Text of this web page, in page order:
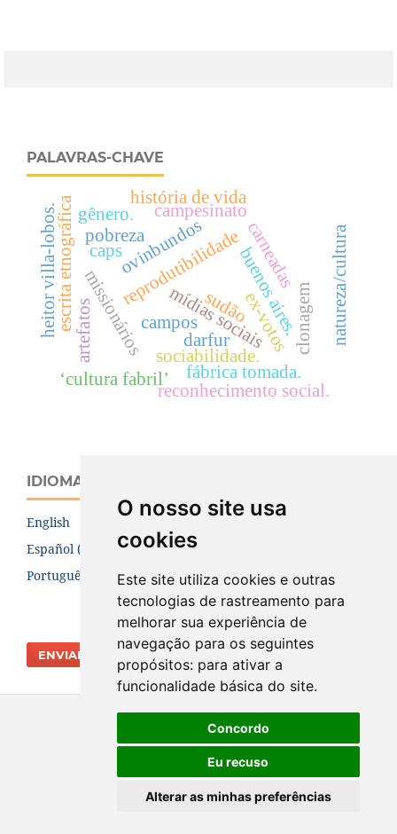
O nosso site usa
cookies
Este site utiliza cookies e outras
tecnologias de rastreamento para
melhorar sua experiência de
navegação para os seguintes
propósitos: para ativar a
funcionalidade básica do site.
Concordo
Eu recuso
Alterar as minhas preferências
PALAVRAS-CHAVE
mídias sociais
reprodutibilidade
ovinbundos
missionários sociabilidade.
campesinato
carneadas
escrita etnográfica ex-votos
sudão
fábrica tomada.
‘cultura fabril’
heitor villa-lobos.
história de vida
campos
darfur
buenos aires.
reconhecimento social.
pobreza
gênero.
natureza/cultura
clonagem
artefatos
caps
IDIOMA
English
Español (España)
Português (Brasil)
ENVIAR SUBMISSÃO